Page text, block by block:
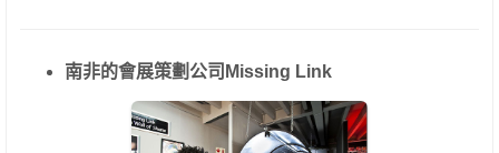
南非的會展策劃公司Missing Link